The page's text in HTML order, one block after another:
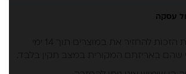
עסקה
שהם באריזתם המקורית במצב תקין בלבד.